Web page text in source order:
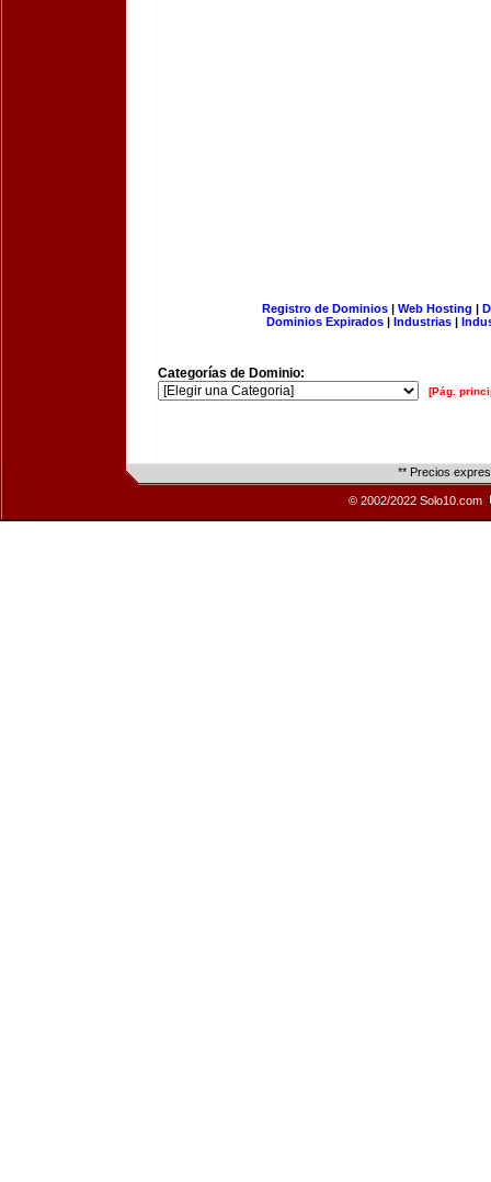
Registro de Dominios| Web Hosting |
Dominios Expirados | Industrias |
Categorías de Dominio:
[Pág.
** Precios
© 2002/2022 Solo10.com